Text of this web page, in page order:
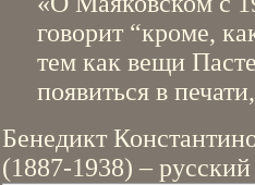
говорит “кроме,
тем как вещи
появиться в
Бенедикт
(1887-1938) –